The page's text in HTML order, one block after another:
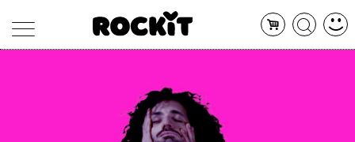
MAGAZINE
ARTICOLI
DATABASE